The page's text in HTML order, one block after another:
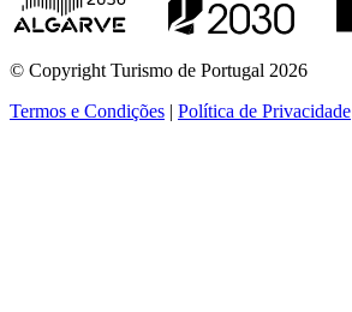
© Copyright Turismo de Portugal 2026
Termos e Condições | Política de Privacidade